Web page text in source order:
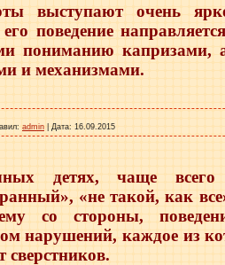
выступают очень
поведение
пониманию
и механизмами.
admin Дата: 16.09.2015
детях, чаще всего
«не такой, как
со стороны,
нарушений, каждое из
сверстников.